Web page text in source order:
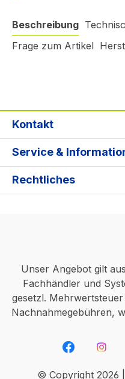
Beschreibung
Frage zum Artikel
Kontakt
Service &
Rechtliches
Unser Angebot gilt
Fachhändler und
gesetzl. Mehrwertsteuer
Nachnahmegebühren,
© Copyright 2026